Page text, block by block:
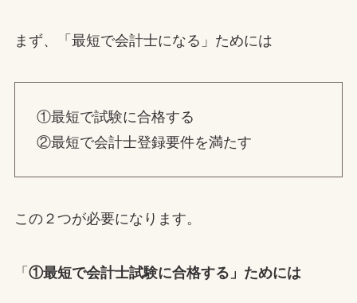
まず、「最短で会計士になる」ためには
①最短で試験に合格する
②最短で会計士登録要件を満たす
この２つが必要になります。
「 ①最短で会計士試験に合格する」ためには